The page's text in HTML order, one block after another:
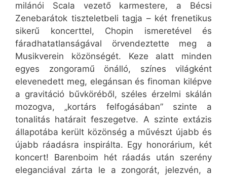
milánói Scala vezető karmestere, a Bécsi
Zenebarátok tiszteletbeli tagja – két frenetikus
sikerű koncerttel, Chopin ismeretével és
fáradhatatlanságával örvendeztette meg a
Musikverein közönségét. Keze alatt minden
egyes zongoramű önálló, színes világként
elevenedett meg, elegánsan és finoman kilépve
a gravitáció bűvköréből, széles érzelmi skálán
mozogva, „kortárs felfogásában” szinte a
tonalitás határait feszegetve. A szinte extázis
állapotába került közönség a művészt újabb és
újabb ráadásra inspirálta. Egy honorárium, két
koncert! Barenboim hét ráadás után szerény
eleganciával zárta le a zongorát, jelezvén, a